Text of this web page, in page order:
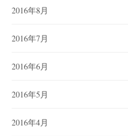
2016年8月
2016年7月
2016年6月
2016年5月
2016年4月